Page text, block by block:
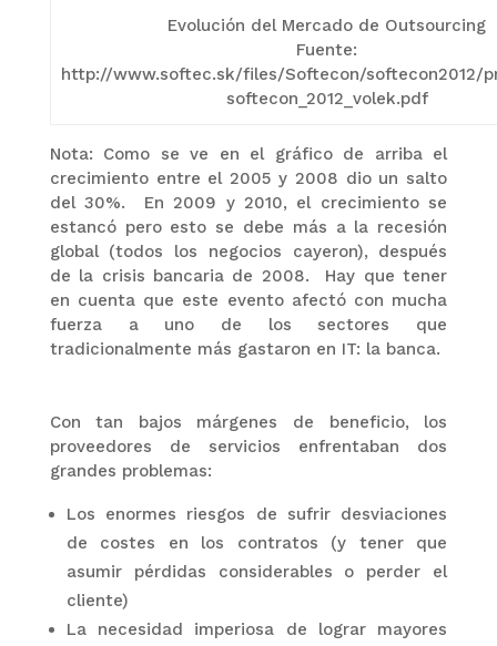
Evolución del Mercado de Outsourcing
Fuente:
http://www.softec.sk/files/Softecon/softecon2012/
softecon_2012_volek.pdf
Nota: Como se ve en el gráfico de arriba el
crecimiento entre el 2005 y 2008 dio un salto
del 30%. En 2009 y 2010, el crecimiento se
estancó pero esto se debe más a la recesión
global (todos los negocios cayeron), después
de la crisis bancaria de 2008. Hay que tener
en cuenta que este evento afectó con mucha
fuerza a uno de los sectores que
tradicionalmente más gastaron en IT: la banca.
Con tan bajos márgenes de beneficio, los
proveedores de servicios enfrentaban dos
grandes problemas:
Los enormes riesgos de sufrir desviaciones
de costes en los contratos (y tener que
asumir pérdidas considerables o perder el
cliente)
La necesidad imperiosa de lograr mayores